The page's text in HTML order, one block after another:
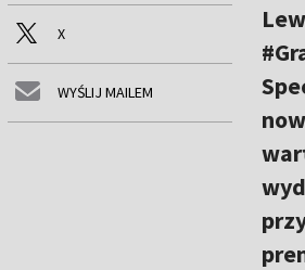
X
WYŚLIJ MAILEM